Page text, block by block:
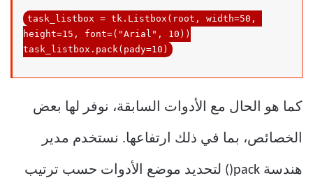
task_listbox = tk.Listbox(root, width=50 ,
height=15 , font=( "Arial" , 10 ))
task_listbox.pack(pady=10)
كما هو الحال مع الأدوات السابقة، نوفر لها بعض
الخصائص، بما في ذلك ارتفاعها. نستخدم مدير
هندسة pack() لتحديد موضع الأدوات حسب ترتيب